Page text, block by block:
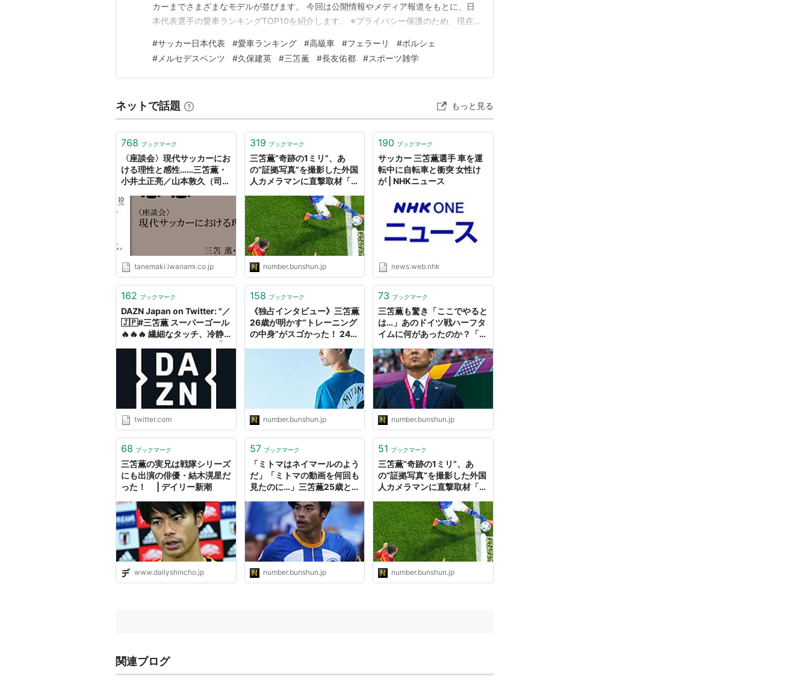
カーまでさまざまなモデルが並びます。 今回は公開情報やメディア報道をもとに、日
本代表選手の愛車ランキングTOP10を紹介します。 ※プライバシー保護のため、現在
本代表の愛車ランキングTOP10 🥇1位 長友佑都 愛車：Ferrari 458 Italia 日本代表のレ
ジェンド長友佑都選…
#サッカー日本代表 #愛車ランキング #高級車 #フェラーリ #ポルシェ
# メルセデスベンツ #久保建英 #三笘薫 #長友佑都 #スポーツ雑学
ネットで話題 もっと見る
768 ブックマーク
〈座談会〉現代サッカーにお
ける理性と感性……三笘薫・
小井土正亮／山本敦久（司
号より］
tanemaki.iwanami.co.jp
319 ブックマーク
三笘薫“奇跡の1ミリ”、あ
の“証拠写真”を撮影した外国
人カメラマンに直撃取材「な
らニッポンのゴールを待って
いた」（齋藤裕）
number.bunshun.jp
190 ブックマーク
サッカー 三笘薫選手 車を運
転中に自転車と衝突 女性け
が | NHKニュース
news.web.nhk
162 ブックマーク
DAZN Japan on Twitter: "／
🇯🇵#三笘薫 スーパーゴール
🔥🔥🔥 繊細なタッチ、冷静
FAカップ4回戦 🆚ブライト
ン×リヴァプール 📺 #DAZN
LIVE配信中
https://t.co/LHEKMljrlL"
twitter.com
158 ブックマーク
《独占インタビュー》三笘薫
26歳が明かす”トレーニング
の中身”がスゴかった！ 24時
アと言われたら、そうか
も…」（木崎伸也）
number.bunshun.jp
73 ブックマーク
三笘薫も驚き「ここでやると
は…」あのドイツ戦ハーフタ
イムに何があったのか？「ぶ
迷いが生まれなかったワケ
（戸塚啓）
number.bunshun.jp
68 ブックマーク
三笘薫の実兄は戦隊シリーズ
にも出演の俳優・結木滉星だ
った！ | デイリー新潮
www.dailyshincho.jp
57 ブックマーク
「ミトマはネイマールのよう
だ」「ミトマの動画を何回も
見たのに…」三笘薫25歳と
かす“なぜミトマに抜かれた
か”（田嶋コウスケ）
number.bunshun.jp
51 ブックマーク
三笘薫“奇跡の1ミリ”、あ
の“証拠写真”を撮影した外国
人カメラマンに直撃取材「な
らニッポンのゴールを待って
いた」（齋藤裕）
number.bunshun.jp
関連ブログ